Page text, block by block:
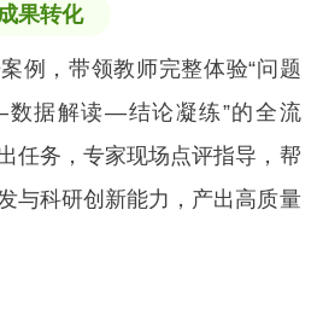
果转化
例，带领教师完整体验“问题
据解读—结论凝练”的全流
任务，专家现场点评指导，帮
与科研创新能力，产出高质量